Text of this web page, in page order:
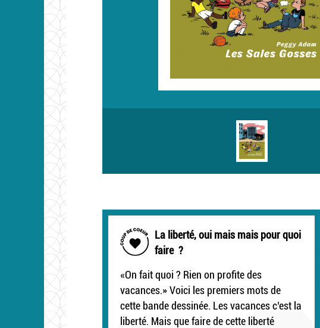
La liberté, oui mais mais pour quoi
faire ?
«On fait quoi ? Rien on profite des
vacances.» Voici les premiers mots de
cette bande dessinée. Les vacances c’est la
liberté. Mais que faire de cette liberté